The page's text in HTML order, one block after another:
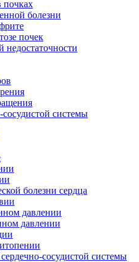
почках
болезни
почек
недостаточности
сосудистой системы
болезни сердца
давлении
давлении
сосудистой системы